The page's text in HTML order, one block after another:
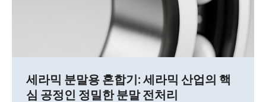
세라믹 분말용 혼합기: 세라믹 산업의 핵
심 공정인 정밀한 분말 전처리